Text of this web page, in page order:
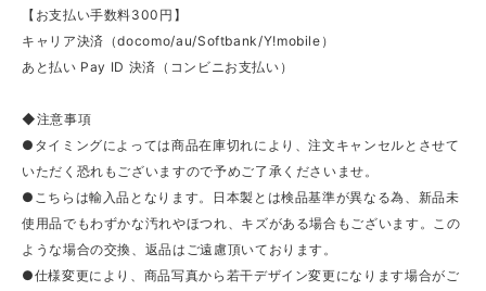
【お支払い手数料300円】
キャリア決済（docomo/au/Softbank/Y!mobile）
あと払い Pay ID 決済（コンビニお支払い）
◆注意事項
●タイミングによっては商品在庫切れにより、注文キャンセルとさせて
いただく恐れもございますので予めご了承くださいませ。
●こちらは輸入品となります。日本製とは検品基準が異なる為、新品未
使用品でもわずかな汚れやほつれ、キズがある場合もございます。この
ような場合の交換、返品はご遠慮頂いております。
●仕様変更により、商品写真から若干デザイン変更になります場合がご